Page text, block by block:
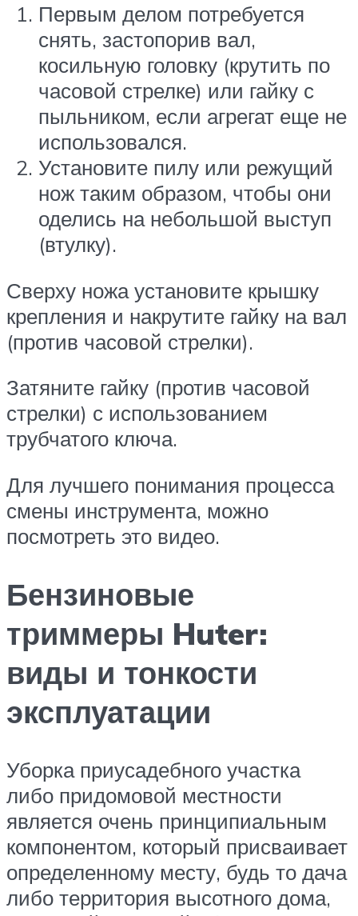
Первым делом потребуется
снять, застопорив вал,
косильную головку (крутить по
часовой стрелке) или гайку с
пыльником, если агрегат еще не
использовался.
Установите пилу или режущий
нож таким образом, чтобы они
оделись на небольшой выступ
(втулку).
Сверху ножа установите крышку
крепления и накрутите гайку на вал
(против часовой стрелки).
Затяните гайку (против часовой
стрелки) с использованием
трубчатого ключа.
Для лучшего понимания процесса
смены инструмента, можно
посмотреть это видео.
Бензиновые
триммеры Huter:
виды и тонкости
эксплуатации
Уборка приусадебного участка
либо придомовой местности
является очень принципиальным
компонентом, который присваивает
определенному месту, будь то дача
либо территория высотного дома,